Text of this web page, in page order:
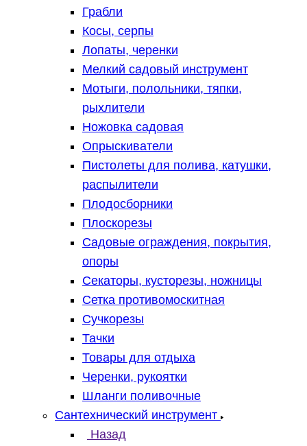
Грабли
Косы, серпы
Лопаты, черенки
Мелкий садовый инструмент
Мотыги, полольники, тяпки,
рыхлители
Ножовка садовая
Опрыскиватели
Пистолеты для полива, катушки,
распылители
Плодосборники
Плоскорезы
Садовые ограждения, покрытия,
опоры
Секаторы, кусторезы, ножницы
Сетка противомоскитная
Сучкорезы
Тачки
Товары для отдыха
Черенки, рукоятки
Шланги поливочные
Сантехнический инструмент
Назад